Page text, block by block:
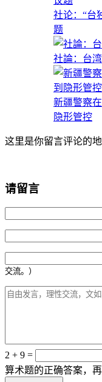
社论：“台
题
社論：台
新疆警察
隐形管控
这里是你留言评论的
请留言
交流。）
2 + 9 =
算术题的正确答案，